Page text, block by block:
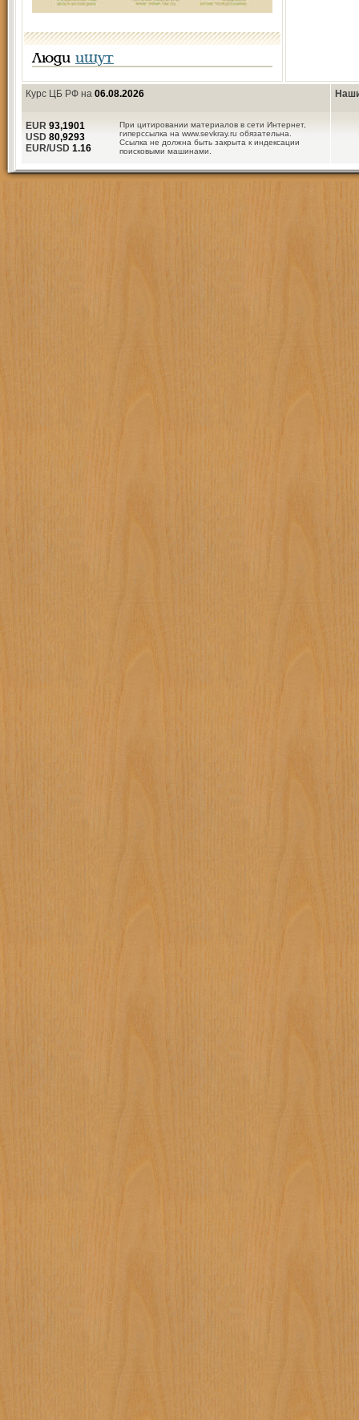
Люди ищут
Курс ЦБ РФ на 06.08.2026
При цитировании материалов в сети Интернет,
гиперссылка на www.sevkray.ru обязательна.
Ссылка не должна быть закрыта к индексации
поисковыми машинами.
EUR 93,1901
USD 80,9293
EUR/USD 1.16